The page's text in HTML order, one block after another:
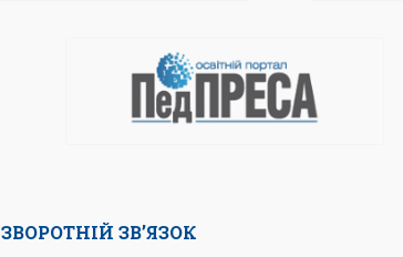
ЗВОРОТНІЙ ЗВ’ЯЗОК